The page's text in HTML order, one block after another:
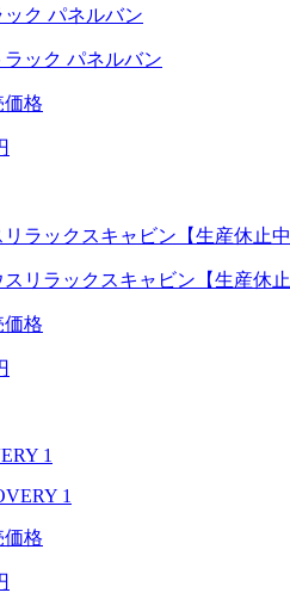
ク パネルバン
価格
ラックスキャビン【生産休止中
価格
1
価格